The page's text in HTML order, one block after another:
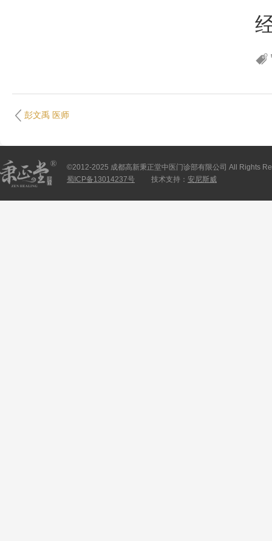
彭文禹 医师
©2012-2025 成都高新秉正堂中医门诊部有限公司 All Rights
蜀ICP备13014237号
技术支持： 安尼斯威